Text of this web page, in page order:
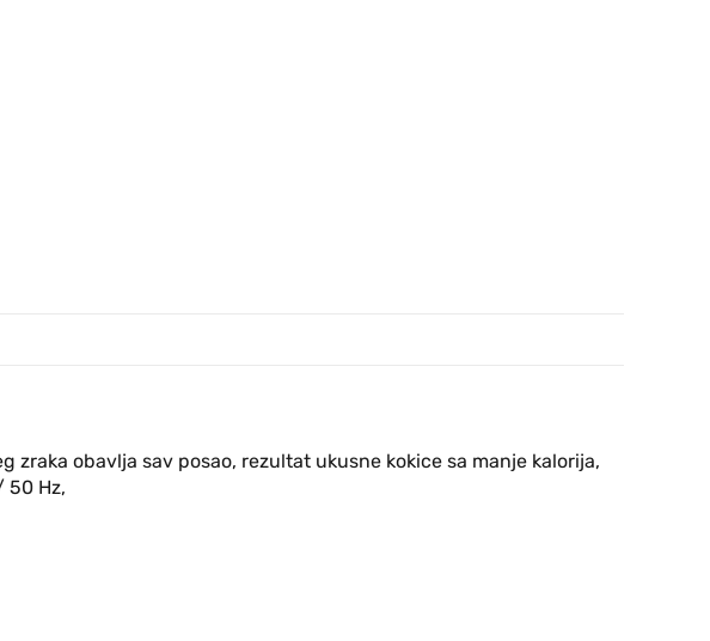
obavlja sav posao, rezultat ukusne kokice sa manje kalorija,
50 Hz,